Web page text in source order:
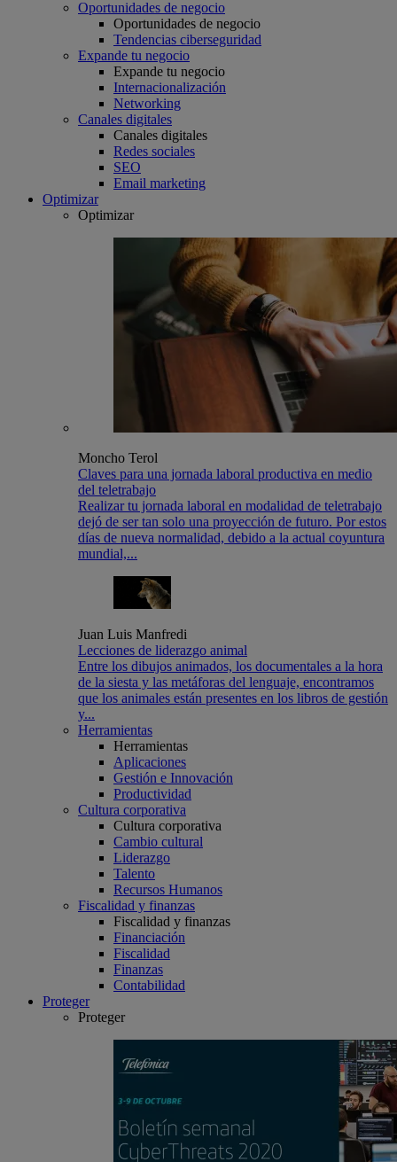
Oportunidades de negocio
Oportunidades de negocio
Tendencias ciberseguridad
Expande tu negocio
Expande tu negocio
Internacionalización
Networking
Canales digitales
Canales digitales
Redes sociales
SEO
Email marketing
Optimizar
Optimizar
Moncho Terol
Claves para una jornada laboral productiva en medio
del teletrabajo
Realizar tu jornada laboral en modalidad de teletrabajo
dejó de ser tan solo una proyección de futuro. Por estos
días de nueva normalidad, debido a la actual coyuntura
mundial,...
Juan Luis Manfredi
Lecciones de liderazgo animal
Entre los dibujos animados, los documentales a la hora
de la siesta y las metáforas del lenguaje, encontramos
que los animales están presentes en los libros de gestión
y...
Herramientas
Herramientas
Aplicaciones
Gestión e Innovación
Productividad
Cultura corporativa
Cultura corporativa
Cambio cultural
Liderazgo
Talento
Recursos Humanos
Fiscalidad y finanzas
Fiscalidad y finanzas
Financiación
Fiscalidad
Finanzas
Contabilidad
Proteger
Proteger